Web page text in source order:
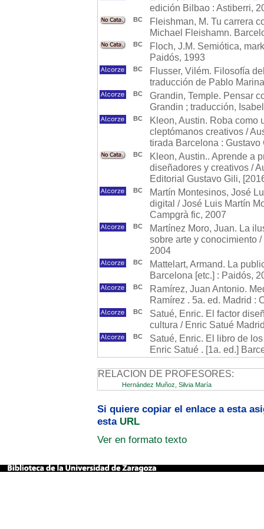
edición Bilbao : Astiberri,
BC
Fleishman, M. Tu carrera
Michael Fleishamn.
BC
Floch, J.M. Semiótica,
Paidós, 1993
BC
Flusser, Vilém. Filosofía
traducción de Pablo
BC
Grandin, Temple. Pensar
Grandin ; traducción,
BC
Kleon, Austin. Roba como
cleptómanos creativos /
tirada Barcelona : Gustavo
BC
Kleon, Austin.. Aprende a
diseñadores y creativos /
Editorial Gustavo Gili,
BC
Martín Montesinos, José
digital / José Luis Martín
Campgrà fic, 2007
BC
Martínez Moro, Juan. La
sobre arte y conocimiento
2004
BC
Mattelart, Armand. La
Barcelona [etc.] : Paidós,
BC
Ramírez, Juan Antonio.
Ramírez . 5a. ed. Madrid :
BC
Satué, Enric. El factor
cultura / Enric Satué
BC
Satué, Enric. El libro de
Enric Satué . [1a. ed.]
RELACION DE PROFESORES:
Hernández Muñoz, Silvia María
Si quiere copiar el enlace a esta
esta URL
Ver en formato texto